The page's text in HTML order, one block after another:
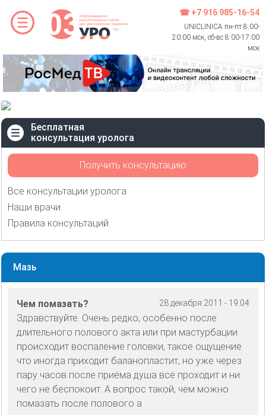
☎ +7 916 985-16-54
UNICLINICA пн-пт 8:00-
20:00 мск, сб-вс 8:00-17:00
мск
Бесплатная
консультация уролога
Получить консультацию
Все консультации уролога
Наши врачи
Правила консультаций
Мазь
28 декабря 2011 - 19:04
Чем помазать?
Здравствуйте. Очень редко, особенно после
длительного полового акта или при мастурбации
происходит воспаление головки, такое ощущение
что иногда приходит баланопластит, но уже через
пару часов после приёма душа всё проходит и ни
чего не беспокоит. А вопрос такой, чем можно
помазать после полового а